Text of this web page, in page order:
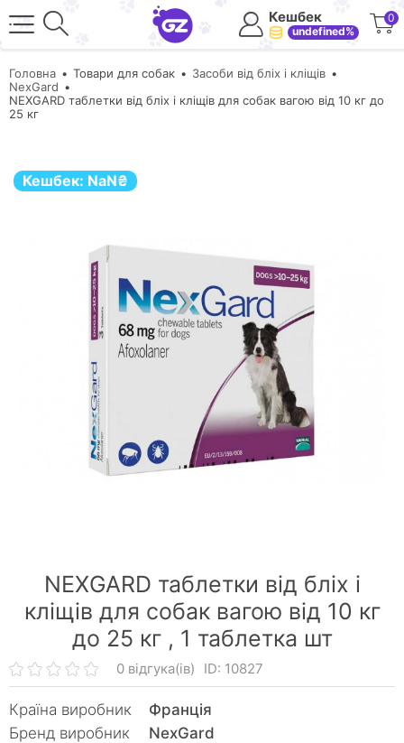
Кешбек
undefined%
0
Головна Товари для собак
Засоби від бліх і кліщів
NexGard
NEXGARD таблетки від бліх і кліщів для собак вагою від 10 кг до
25 кг
Кешбек: NaN₴
NEXGARD таблетки від бліх і
кліщів для собак вагою від 10 кг
до 25 кг , 1 таблетка шт
0 відгука(ів) ID: 10827
Країна виробник
Франція
Бренд виробник
NexGard